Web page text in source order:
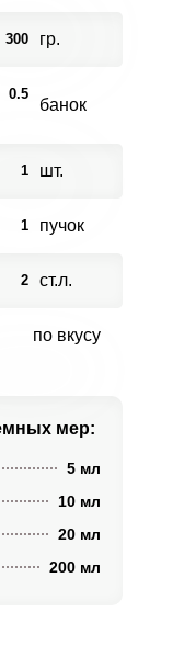
300 гр.
0.5
банок
1 шт.
1 пучок
2 ст.л.
по вкусу
мер:
5 мл
10 мл
20 мл
200 мл